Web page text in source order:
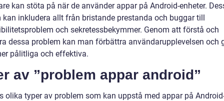
kan stöta på när de använder appar på Android-enheter.
kan inkludera allt från bristande prestanda och buggar till
och sekretessbekymmer. Genom att förstå och
dessa problem kan man förbättra användarupplevelsen och
pålitliga och effektiva.
av ”problem appar android”
olika typer av problem som kan uppstå med appar på